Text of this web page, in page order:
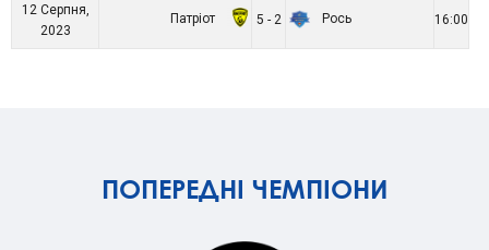
12 Серпня,
2023
Патріот 5 - 2 Рось 16:00
ПОПЕРЕДНІ ЧЕМПІОНИ